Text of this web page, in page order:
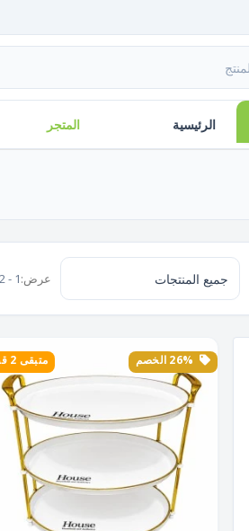
الرئيسية المتجر
عرض:1 - 32 عناصر
متبقى 2 قطع